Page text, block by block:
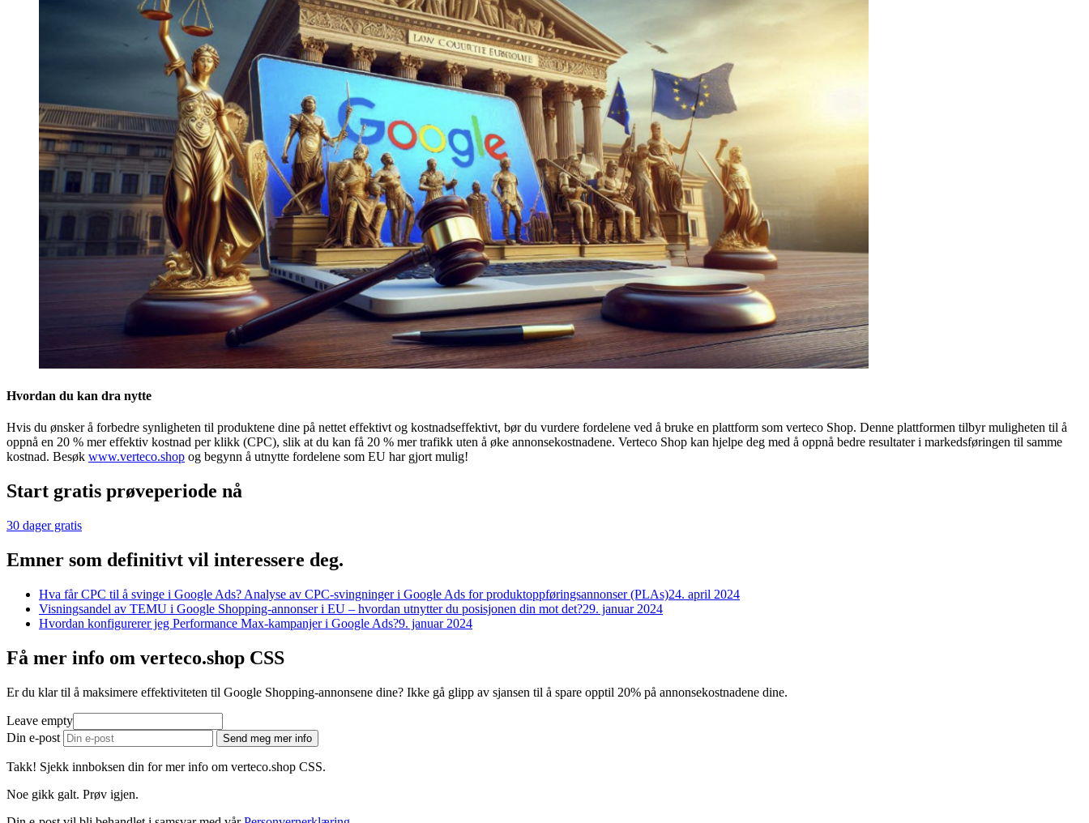
Hvordan du kan dra nytte
Hvis du ønsker å forbedre synligheten til produktene dine på nettet effektivt og kostnadseffektivt, bør du vurdere fordelene ved å bruke en plattform som verteco Shop. Denne plattformen tilbyr muligheten til å
oppnå en 20 % mer effektiv kostnad per klikk (CPC), slik at du kan få 20 % mer trafikk uten å øke annonsekostnadene. Verteco Shop kan hjelpe deg med å oppnå bedre resultater i markedsføringen til samme
kostnad. Besøk www.verteco.shop og begynn å utnytte fordelene som EU har gjort mulig!
Start gratis prøveperiode nå
30 dager gratis
Emner som definitivt vil interessere deg.
Hva får CPC til å svinge i Google Ads? Analyse av CPC-svingninger i Google Ads for produktoppføringsannonser (PLAs)24. april 2024
Visningsandel av TEMU i Google Shopping-annonser i EU – hvordan utnytter du posisjonen din mot det?29. januar 2024
Hvordan konfigurerer jeg Performance Max-kampanjer i Google Ads?9. januar 2024
Få mer info om verteco.shop CSS
Er du klar til å maksimere effektiviteten til Google Shopping-annonsene dine? Ikke gå glipp av sjansen til å spare opptil 20% på annonsekostnadene dine.
Leave empty
Din e-post
Send meg mer info
Takk! Sjekk innboksen din for mer info om verteco.shop CSS.
Noe gikk galt. Prøv igjen.